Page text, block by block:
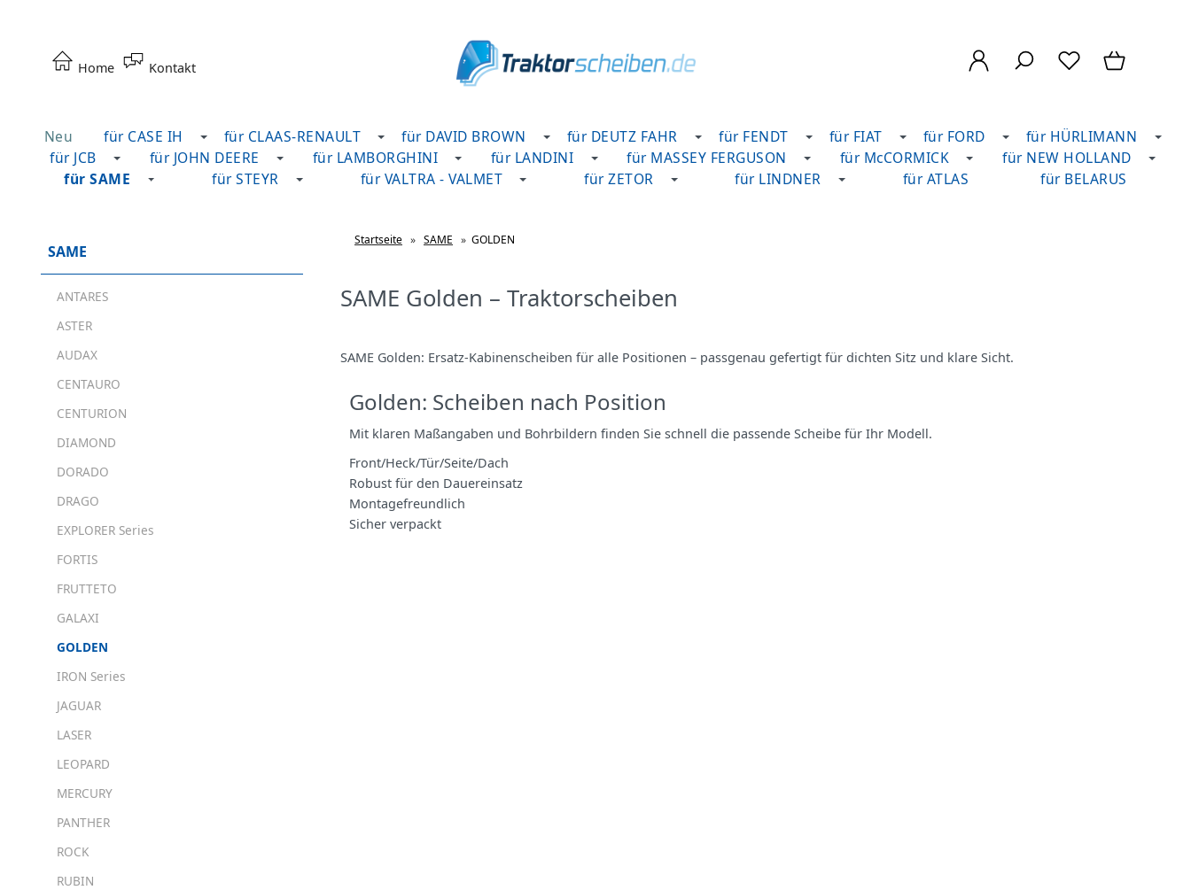
Home Kontakt
Neu für CASE IH für CLAAS-RENAULT für DAVID BROWN für DEUTZ FAHR für FENDT für FIAT für FORD
für HÜRLIMANN
für JCB
für JOHN DEERE für LAMBORGHINI für LANDINI für MASSEY FERGUSON für McCORMICK
für NEW HOLLAND
für SAME
für STEYR für VALTRA - VALMET für ZETOR für LINDNER für ATLAS für BELARUS
SAME
ANTARES
ASTER
AUDAX
CENTAURO
CENTURION
DIAMOND
DORADO
DRAGO
EXPLORER Series
FORTIS
FRUTTETO
GALAXI
GOLDEN
IRON Series
JAGUAR
LASER
LEOPARD
MERCURY
PANTHER
ROCK
RUBIN
Startseite » SAME » GOLDEN
SAME Golden – Traktorscheiben
SAME Golden: Ersatz‑Kabinenscheiben für alle Positionen – passgenau gefertigt für dichten Sitz und klare Sicht.
Golden: Scheiben nach Position
Mit klaren Maßangaben und Bohrbildern finden Sie schnell die passende Scheibe für Ihr Modell.
Front/Heck/Tür/Seite/Dach
Robust für den Dauereinsatz
Montagefreundlich
Sicher verpackt